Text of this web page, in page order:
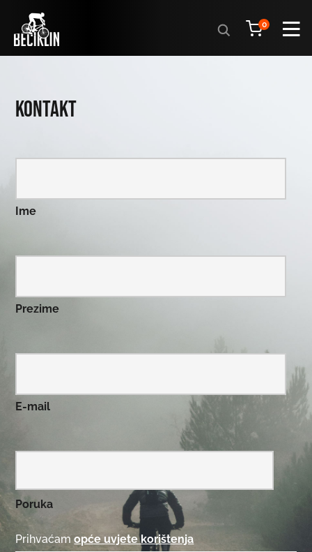
Products
search
0
Kontakt
Ime
Prezime
E-mail
Poruka
Prihvaćam opće uvjete korištenja